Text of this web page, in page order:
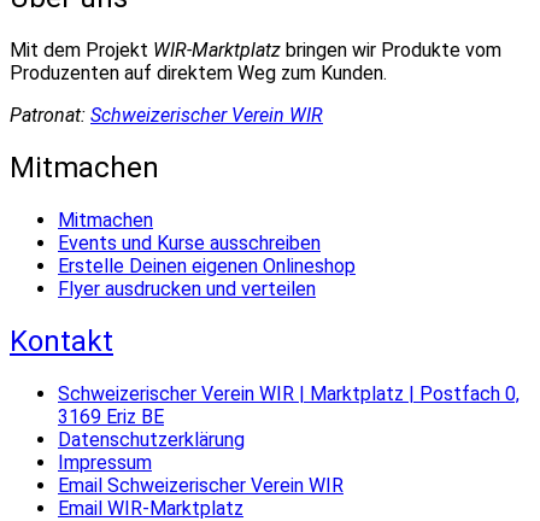
Mit dem Projekt WIR-Marktplatz bringen wir Produkte vom
Produzenten auf direktem Weg zum Kunden.
Patronat: Schweizerischer Verein WIR
Mitmachen
Mitmachen
Events und Kurse ausschreiben
Erstelle Deinen eigenen Onlineshop
Flyer ausdrucken und verteilen
Kontakt
Schweizerischer Verein WIR | Marktplatz | Postfach 0,
3169 Eriz BE
Datenschutzerklärung
Impressum
Email Schweizerischer Verein WIR
Email WIR-Marktplatz